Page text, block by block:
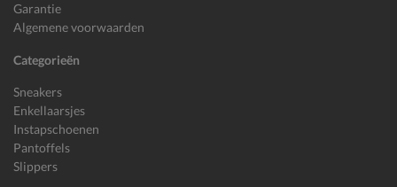
Garantie
Algemene voorwaarden
Categorieën
Sneakers
Enkellaarsjes
Instapschoenen
Pantoffels
Slippers